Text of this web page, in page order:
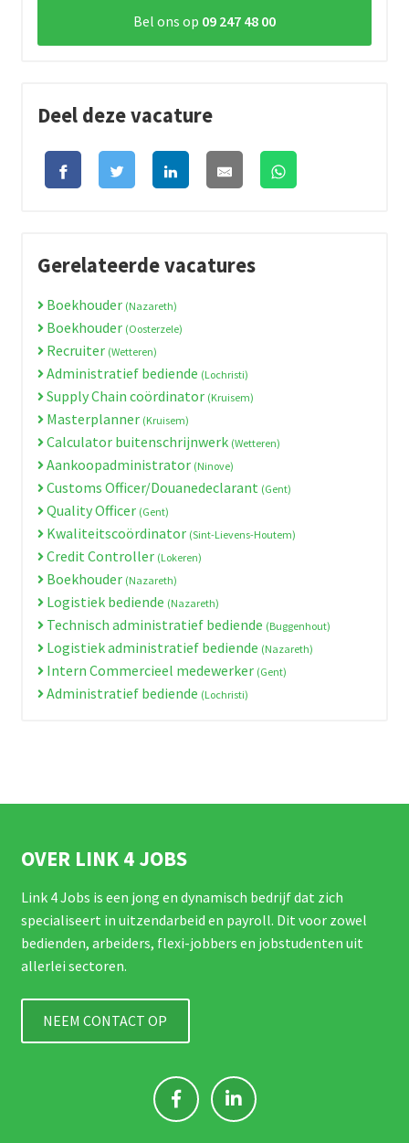
Bel ons op 09 247 48 00
Deel deze vacature
Gerelateerde vacatures
Boekhouder (Nazareth)
Boekhouder (Oosterzele)
Recruiter (Wetteren)
Administratief bediende (Lochristi)
Supply Chain coördinator (Kruisem)
Masterplanner (Kruisem)
Calculator buitenschrijnwerk (Wetteren)
Aankoopadministrator (Ninove)
Customs Officer/Douanedeclarant (Gent)
Quality Officer (Gent)
Kwaliteitscoördinator (Sint-Lievens-Houtem)
Credit Controller (Lokeren)
Boekhouder (Nazareth)
Logistiek bediende (Nazareth)
Technisch administratief bediende (Buggenhout)
Logistiek administratief bediende (Nazareth)
Intern Commercieel medewerker (Gent)
Administratief bediende (Lochristi)
OVER LINK 4 JOBS
Link 4 Jobs is een jong en dynamisch bedrijf dat zich
specialiseert in uitzendarbeid en payroll. Dit voor zowel
bedienden, arbeiders, flexi-jobbers en jobstudenten uit
allerlei sectoren.
NEEM CONTACT OP